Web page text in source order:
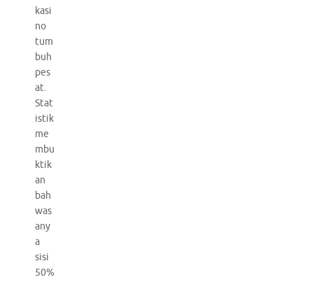
kasi
no
tum
buh
pes
at.
Stat
istik
me
mbu
ktik
an
bah
was
any
a
sisi
50%